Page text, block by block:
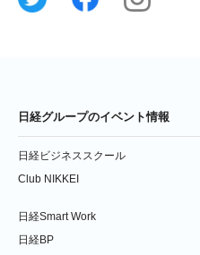
日経グループのイベント情報
日経ビジネススクール
Club NIKKEI
日経Smart Work
日経BP